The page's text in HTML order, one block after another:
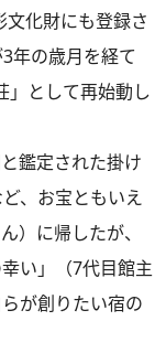
化財にも登録さ
年の歳月を経て
」として再始動し
鑑定された掛け
、お宝ともいえ
）に帰したが、
い」（7代目館主
が創りたい宿の